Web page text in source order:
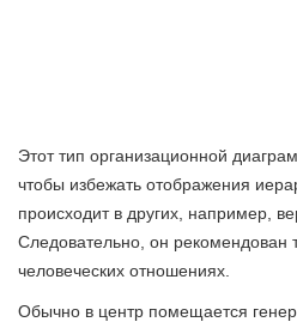
Этот тип организационной
чтобы избежать отображения
происходит в других, например,
Следовательно, он
человеческих отношениях.
Обычно в центр помещается